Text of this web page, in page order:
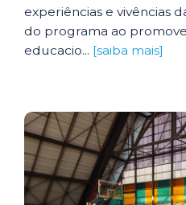
experiências e vivências
do programa ao
educacio... [saiba mais]